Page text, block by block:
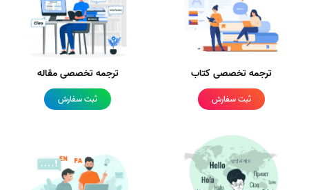
ترجمه تخصصی کتاب
ثبت سفارش
ترجمه تخصصی مقاله
ثبت سفارش